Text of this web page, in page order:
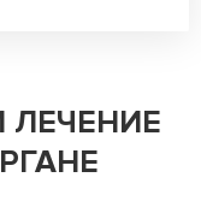
ЛЕЧЕНИЕ